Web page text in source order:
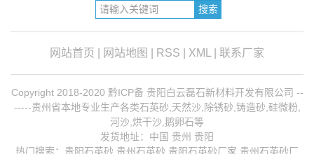
网站首页 网站地图 RSS XML 联系厂家
Copyright 2018-2020 黔ICP备 贵阳白云磊石新材料开发有限公司 --
-----贵州省本地专业生产各类石英砂,天然沙,除锈砂,铸造砂,硅微粉,
河沙,烘干沙,鹅卵石等
发货地址：中国 贵州 贵阳
热门搜索： 贵阳石英砂 ,贵州石英砂,贵阳石英砂厂家, 贵州石英砂厂